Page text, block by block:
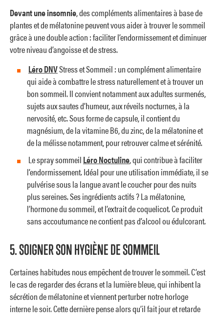
Devant une insomnie, des compléments alimentaires à base de
plantes et de mélatonine peuvent vous aider à trouver le sommeil
grâce à une double action : faciliter l’endormissement et diminuer
votre niveau d’angoisse et de stress.
Léro DNVStress et Sommeil : un complément alimentaire
qui aide à combattre le stress naturellement et à trouver un
bon sommeil. Il convient notamment aux adultes surmenés,
sujets aux sautes d’humeur, aux réveils nocturnes, à la
nervosité, etc. Sous forme de capsule, il contient du
magnésium, de la vitamine B6, du zinc, de la mélatonine et
de la mélisse notamment, pour retrouver calme et sérénité.
Le spray sommeil LéroNoctuline, qui contribue à faciliter
l’endormissement. Idéal pour une utilisation immédiate, il se
pulvérise sous la langue avant le coucher pour des nuits
plus sereines. Ses ingrédients actifs ? La mélatonine,
l’hormone du sommeil, et l’extrait de coquelicot. Ce produit
sans accoutumance ne contient pas d’alcool ou édulcorant.
5. SOIGNER SON HYGIÈNE DE SOMMEIL
Certaines habitudes nous empêchent de trouver le sommeil. C’est
le cas de regarder des écrans et la lumière bleue, qui inhibent la
sécrétion de mélatonine et viennent perturber notre horloge
interne le soir. Cette dernière pense alors qu’il fait jour et retarde